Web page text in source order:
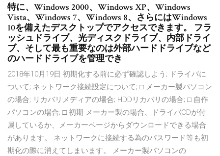
特に、Windows 2000、Windows XP、Windows
Vista、Windows 7、Windows 8、さらにはWindows
10を備えたデスクトップでアクセスできます。 フラ
ッシュドライブ、光ディスクドライブ、内部ドライ
ブ、そして最も重要なのは外部ハードドライブなど
のハードドライブを管理でき
2018年10月19日 初期化する前に必ず確認しよう; ドライバに
ついて; ネットワーク接続設定について; □ メーカー製パソコン
の場合; リカバリメディアの場合; HDDリカバリの場合; □ 自作
パソコンの場合; □ 初期 メーカー製の場合、ドライバCDが付
属しているか、メーカーページからダウンロードできる場合
があります。 ネットワークに接続する為のパスワード等も初
期化の際に消えてしまいます。 メーカー製パソコンの